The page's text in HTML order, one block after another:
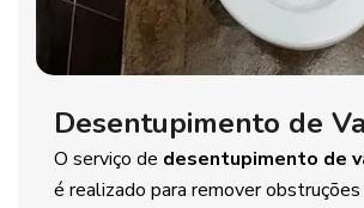
Desentupimento de
O serviço de desentupimento de
é realizado para remover